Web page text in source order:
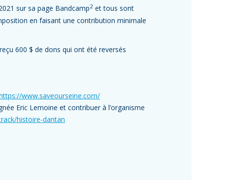
sur sa page Bandcamp2 et tous sont
en faisant une contribution minimale
600 $ de dons qui ont été reversés
www.saveourseine.com/
Eric Lemoine et contribuer à l’organisme
histoire-dantan